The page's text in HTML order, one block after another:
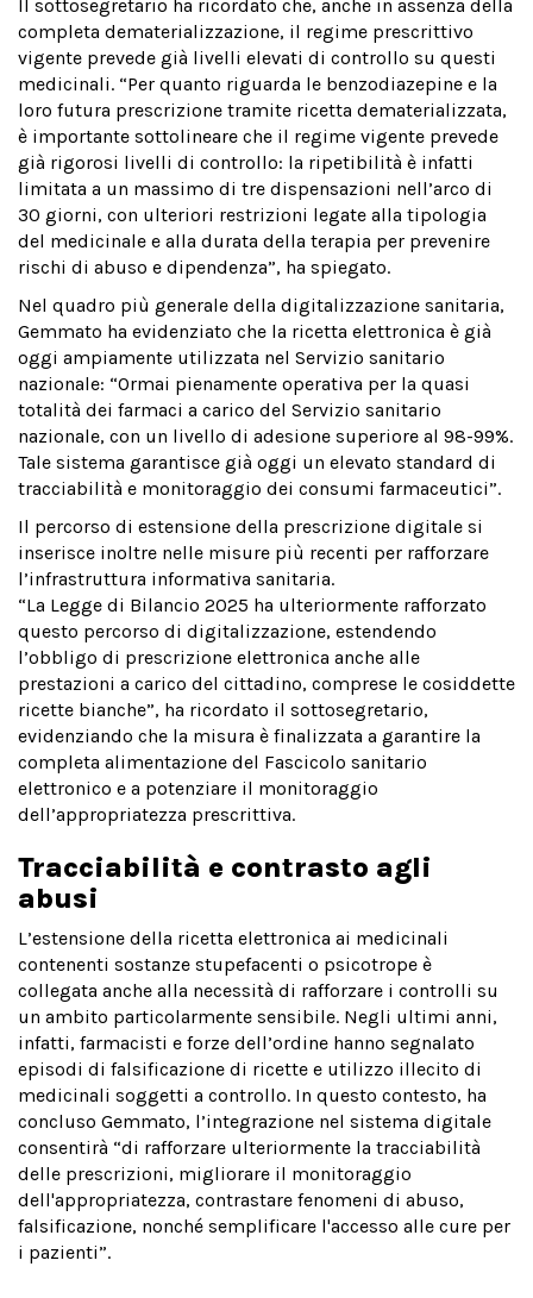
Il sottosegretario ha ricordato che, anche in assenza della
completa dematerializzazione, il regime prescrittivo
vigente prevede già livelli elevati di controllo su questi
medicinali. “Per quanto riguarda le benzodiazepine e la
loro futura prescrizione tramite ricetta dematerializzata,
è importante sottolineare che il regime vigente prevede
già rigorosi livelli di controllo: la ripetibilità è infatti
limitata a un massimo di tre dispensazioni nell’arco di
30 giorni, con ulteriori restrizioni legate alla tipologia
del medicinale e alla durata della terapia per prevenire
rischi di abuso e dipendenza”, ha spiegato.
Nel quadro più generale della digitalizzazione sanitaria,
Gemmato ha evidenziato che la ricetta elettronica è già
oggi ampiamente utilizzata nel Servizio sanitario
nazionale: “Ormai pienamente operativa per la quasi
totalità dei farmaci a carico del Servizio sanitario
nazionale, con un livello di adesione superiore al 98-99%.
Tale sistema garantisce già oggi un elevato standard di
tracciabilità e monitoraggio dei consumi farmaceutici”.
Il percorso di estensione della prescrizione digitale si
inserisce inoltre nelle misure più recenti per rafforzare
l’infrastruttura informativa sanitaria.
“La Legge di Bilancio 2025 ha ulteriormente rafforzato
questo percorso di digitalizzazione, estendendo
l’obbligo di prescrizione elettronica anche alle
prestazioni a carico del cittadino, comprese le cosiddette
ricette bianche”, ha ricordato il sottosegretario,
evidenziando che la misura è finalizzata a garantire la
completa alimentazione del Fascicolo sanitario
elettronico e a potenziare il monitoraggio
dell’appropriatezza prescrittiva.
Tracciabilità e contrasto agli
abusi
L’estensione della ricetta elettronica ai medicinali
contenenti sostanze stupefacenti o psicotrope è
collegata anche alla necessità di rafforzare i controlli su
un ambito particolarmente sensibile. Negli ultimi anni,
infatti, farmacisti e forze dell’ordine hanno segnalato
episodi di falsificazione di ricette e utilizzo illecito di
medicinali soggetti a controllo. In questo contesto, ha
concluso Gemmato, l’integrazione nel sistema digitale
consentirà “di rafforzare ulteriormente la tracciabilità
delle prescrizioni, migliorare il monitoraggio
dell'appropriatezza, contrastare fenomeni di abuso,
falsificazione, nonché semplificare l'accesso alle cure per
i pazienti”.